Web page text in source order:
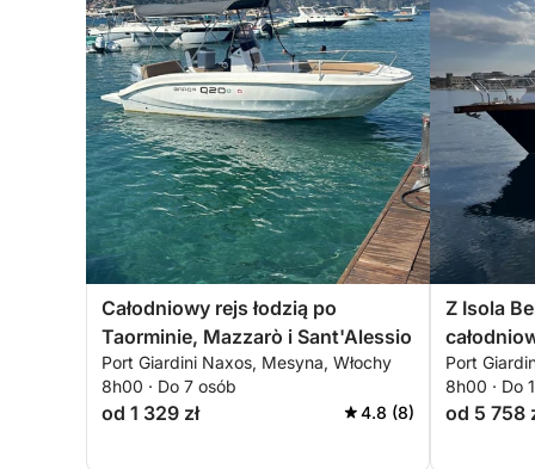
Całodniowy rejs łodzią po
Taorminie, Mazzarò i Sant'Alessio
Port Giardini Naxos, Mesyna, Włochy
8h00 · Do 7 osób
od 1 329 zł 4.8 (8)
Z Isola
Port
8h00 · Do
od 5 758